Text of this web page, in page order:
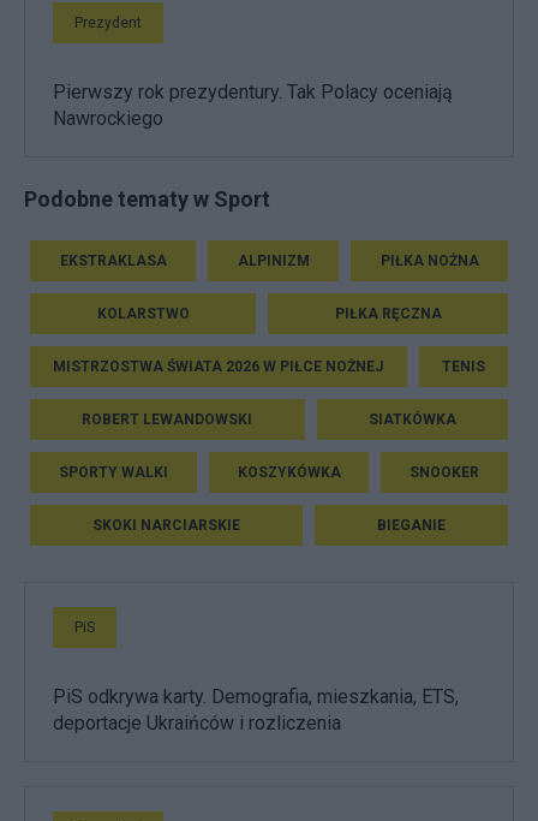
Prezydent
Pierwszy rok prezydentury. Tak Polacy oceniają
Nawrockiego
Podobne tematy w Sport
EKSTRAKLASA ALPINIZM PIŁKA NOŻNA
KOLARSTWO PIŁKA RĘCZNA
MISTRZOSTWA ŚWIATA 2026 W PIŁCE NOŻNEJ TENIS
ROBERT LEWANDOWSKI SIATKÓWKA
SPORTY WALKI KOSZYKÓWKA SNOOKER
SKOKI NARCIARSKIE BIEGANIE
PiS
PiS odkrywa karty. Demografia, mieszkania, ETS,
deportacje Ukraińców i rozliczenia